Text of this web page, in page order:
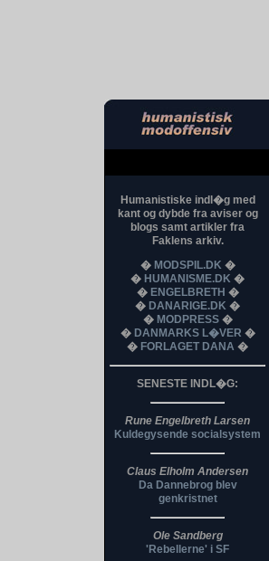
Humanistiske indl�g med
kant og dybde fra aviser og
blogs samt artikler fra
Faklens arkiv.
� MODSPIL.DK �
� HUMANISME.DK �
� ENGELBRETH �
� DANARIGE.DK �
� MODPRESS�
� DANMARKS L�VER �
� FORLAGET DANA �
SENESTE INDL�G:
Rune Engelbreth Larsen
Kuldegysende socialsystem
Claus Elholm Andersen
Da Dannebrog blev
genkristnet
Ole Sandberg
'Rebellerne' i SF